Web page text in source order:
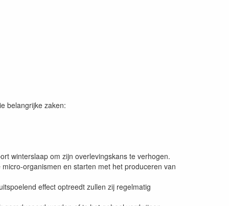
belangrijke zaken:
winterslaap om zijn overlevingskans te verhogen.
organismen en starten met het produceren van
effect optreedt zullen zij regelmatig